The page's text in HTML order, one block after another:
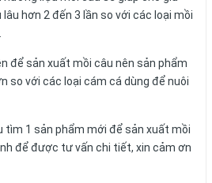
hơn 2 đến 3 lần so với các loại mồi
để sản xuất mồi câu nên sản phẩm
so với các loại cám cá dùng để nuôi
tìm 1 sản phẩm mới để sản xuất mồi
để được tư vấn chi tiết, xin cảm ơn